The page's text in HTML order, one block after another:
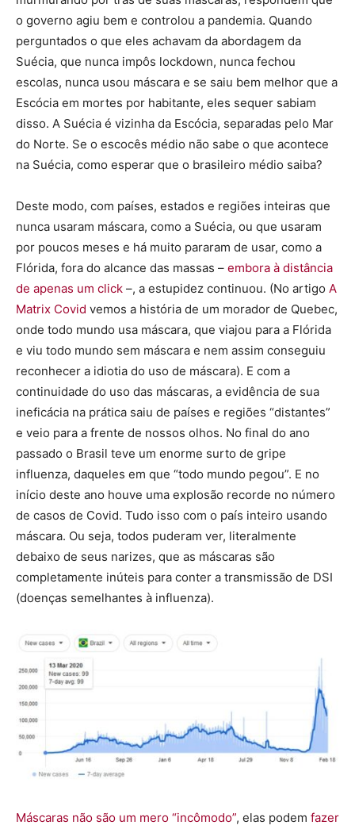
o governo agiu bem e controlou a pandemia. Quando
perguntados o que eles achavam da abordagem da
Suécia, que nunca impôs lockdown, nunca fechou
escolas, nunca usou máscara e se saiu bem melhor que a
Escócia em mortes por habitante, eles sequer sabiam
disso. A Suécia é vizinha da Escócia, separadas pelo Mar
do Norte. Se o escocês médio não sabe o que acontece
na Suécia, como esperar que o brasileiro médio saiba?
Deste modo, com países, estados e regiões inteiras que
nunca usaram máscara, como a Suécia, ou que usaram
por poucos meses e há muito pararam de usar, como a
Flórida, fora do alcance das massas – embora à distância
de apenas um click –, a estupidez continuou. (No artigo A
Matrix Covid vemos a história de um morador de Quebec,
onde todo mundo usa máscara, que viajou para a Flórida
e viu todo mundo sem máscara e nem assim conseguiu
reconhecer a idiotia do uso de máscara). E com a
continuidade do uso das máscaras, a evidência de sua
ineficácia na prática saiu de países e regiões “distantes”
e veio para a frente de nossos olhos. No final do ano
passado o Brasil teve um enorme surto de gripe
influenza, daqueles em que “todo mundo pegou”. E no
início deste ano houve uma explosão recorde no número
de casos de Covid. Tudo isso com o país inteiro usando
máscara. Ou seja, todos puderam ver, literalmente
debaixo de seus narizes, que as máscaras são
completamente inúteis para conter a transmissão de DSI
(doenças semelhantes à influenza).
Máscaras não são um mero “incômodo”, elas podem fazer